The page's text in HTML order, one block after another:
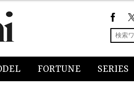
FORTUNE SERIES